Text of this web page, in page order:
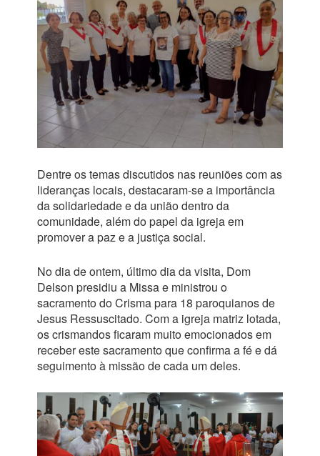
Dentre os temas discutidos nas reuniões com as
lideranças locais, destacaram-se a importância
da solidariedade e da união dentro da
comunidade, além do papel da igreja em
promover a paz e a justiça social.
No dia de ontem, último dia da visita, Dom
Delson presidiu a Missa e ministrou o
sacramento do Crisma para 18 paroquianos de
Jesus Ressuscitado. Com a igreja matriz lotada,
os crismandos ficaram muito emocionados em
receber este sacramento que confirma a fé e dá
seguimento à missão de cada um deles.